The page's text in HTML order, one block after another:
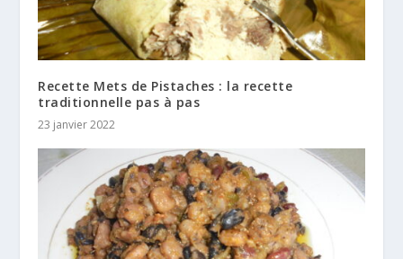
Recette Mets de Pistaches : la recette
traditionnelle pas à pas
23 janvier 2022